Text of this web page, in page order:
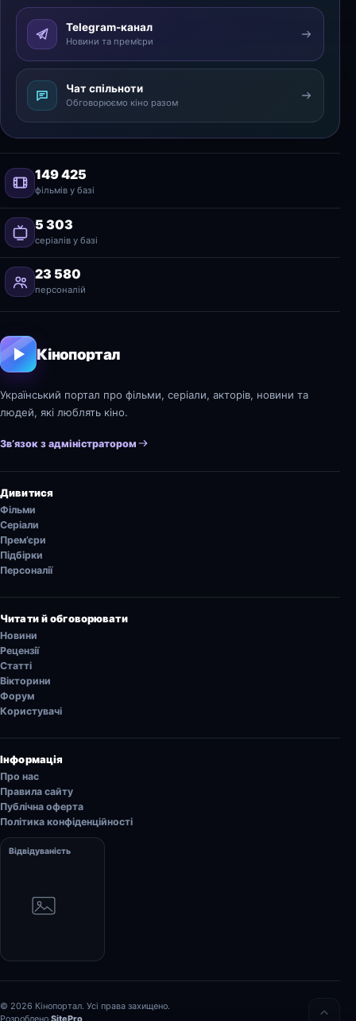
Telegram-канал
Новини та прем’єри
Чат спільноти
Обговорюємо кіно разом
149 425
фільмів у базі
5 303
серіалів у базі
23 580
персоналій
Кінопортал
Український портал про фільми, серіали, акторів, новини та
людей, які люблять кіно.
Зв’язок з адміністратором
Дивитися
Фільми
Серіали
Прем’єри
Підбірки
Персоналії
Читати й обговорювати
Новини
Рецензії
Статті
Вікторини
Форум
Користувачі
Інформація
Про нас
Правила сайту
Публічна оферта
Політика конфіденційності
Відвідуваність
© 2026 Кінопортал. Усі права захищено.
Розроблено SitePro